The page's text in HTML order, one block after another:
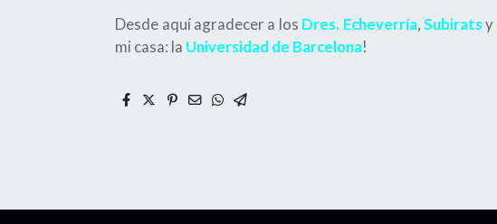
Desde aquí agradecer a los Dres. Echeverría,Subiratsy
mi casa: la Universidad de Barcelona!